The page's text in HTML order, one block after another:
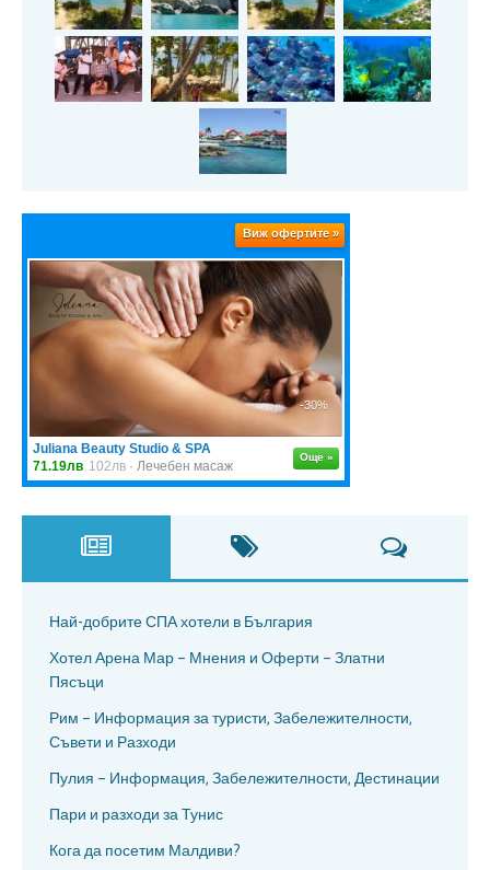
Най-добрите СПА хотели в България
Хотел Арена Мар – Мнения и Оферти – Златни
Пясъци
Рим – Информация за туристи, Забележителности,
Съвети и Разходи
Пулия – Информация, Забележителности, Дестинации
Пари и разходи за Тунис
Кога да посетим Малдиви?